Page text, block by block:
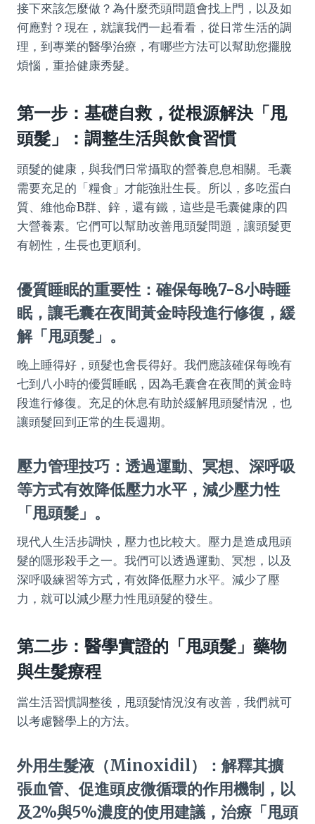
接下來該怎麼做？為什麼禿頭問題會找上門，以及如
何應對？現在，就讓我們一起看看，從日常生活的調
理，到專業的醫學治療，有哪些方法可以幫助您擺脫
煩惱，重拾健康秀髮。
第一步：基礎自救，從根源解決「甩
頭髮」：調整生活與飲食習慣
頭髮的健康，與我們日常攝取的營養息息相關。毛囊
需要充足的「糧食」才能強壯生長。所以，多吃蛋白
質、維他命B群、鋅，還有鐵，這些是毛囊健康的四
大營養素。它們可以幫助改善甩頭髮問題，讓頭髮更
有韌性，生長也更順利。
優質睡眠的重要性：確保每晚7-8小時睡
眠，讓毛囊在夜間黃金時段進行修復，緩
解「甩頭髮」。
晚上睡得好，頭髮也會長得好。我們應該確保每晚有
七到八小時的優質睡眠，因為毛囊會在夜間的黃金時
段進行修復。充足的休息有助於緩解甩頭髮情況，也
讓頭髮回到正常的生長週期。
壓力管理技巧：透過運動、冥想、深呼吸
等方式有效降低壓力水平，減少壓力性
「甩頭髮」。
現代人生活步調快，壓力也比較大。壓力是造成甩頭
髮的隱形殺手之一。我們可以透過運動、冥想，以及
深呼吸練習等方式，有效降低壓力水平。減少了壓
力，就可以減少壓力性甩頭髮的發生。
第二步：醫學實證的「甩頭髮」藥物
與生髮療程
當生活習慣調整後，甩頭髮情況沒有改善，我們就可
以考慮醫學上的方法。
外用生髮液（Minoxidil）：解釋其擴
張血管、促進頭皮微循環的作用機制，以
及2%與5%濃度的使用建議，治療「甩頭